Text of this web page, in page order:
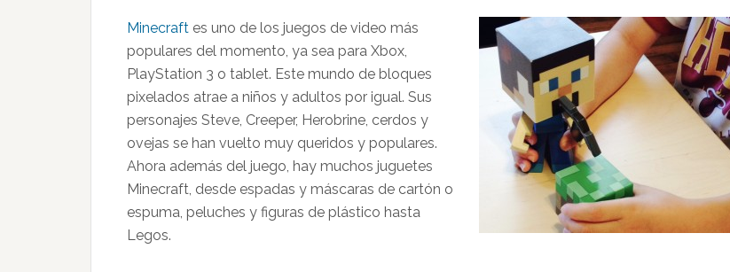
Minecraft es uno de los juegos de video más
populares del momento, ya sea para Xbox,
PlayStation 3 o tablet. Este mundo de bloques
pixelados atrae a niños y adultos por igual. Sus
personajes Steve, Creeper, Herobrine, cerdos y
ovejas se han vuelto muy queridos y populares.
Ahora además del juego, hay muchos juguetes
Minecraft, desde espadas y máscaras de cartón o
espuma, peluches y figuras de plástico hasta
Legos.